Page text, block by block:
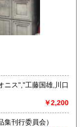
誌、すべて取り揃
蔵門線
￥2,200
建築作品集刊行委員会）